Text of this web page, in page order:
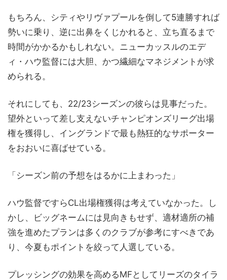
もちろん、シティやリヴァプールを倒して5連勝すれば
勢いに乗り、逆に出鼻をくじかれると、立ち直るまで
時間がかかるかもしれない。ニューカッスルのエデ
ィ・ハウ監督には大胆、かつ繊細なマネジメントが求
められる。
それにしても、22/23シーズンの彼らは見事だった。
望外といって差し支えないチャンピオンズリーグ出場
権を獲得し、イングランドで最も熱狂的なサポーター
をおおいに喜ばせている。
「シーズン前の予想をはるかに上まわった」
ハウ監督ですらCL出場権獲得は考えていなかった。し
かし、ビッグネームには見向きもせず、適材適所の補
強を進めたプランは多くのクラブが参考にすべきであ
り、今夏もポイントを絞って人選している。
プレッシングの効果を高めるMFとしてリーズのタイラ